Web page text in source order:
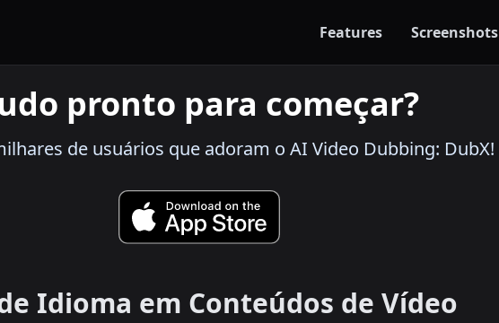
Features Screenshots
pronto para começar?
de usuários que adoram o AI Video Dubbing: DubX!
Idioma em Conteúdos de Vídeo